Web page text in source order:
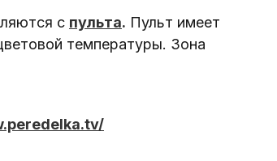
с пульта. Пульт имеет
температуры. Зона